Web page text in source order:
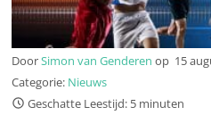
DoorSimon van Genderen op 15
Categorie: Nieuws
Geschatte Leestijd: 5 minuten